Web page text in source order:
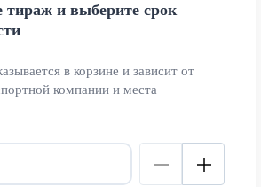
тираж и выберите срок
в корзине и зависит от
компании и места